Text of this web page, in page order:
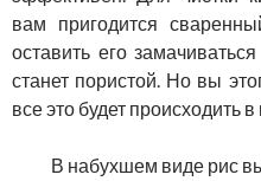
вам пригодится
оставить его
станет пористой. Но вы
все это будет происходить
В набухшем виде рис